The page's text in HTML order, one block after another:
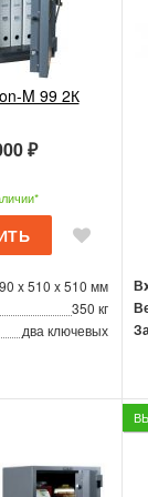
M 99 2К
₽
x 510 x 510 мм
350 кг
два ключевых